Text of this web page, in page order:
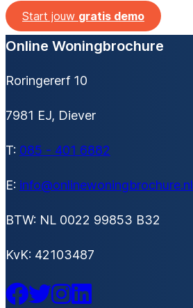
Start jouw gratis demo
Online Woningbrochure
Roringererf 10
7981 EJ, Diever
T: 085 - 401 6882
E: info@onlinewoningbrochure.nl
BTW: NL 0022 99853 B32
KvK: 42103487
Facebook
Twitter
Instagram
LinkedIn